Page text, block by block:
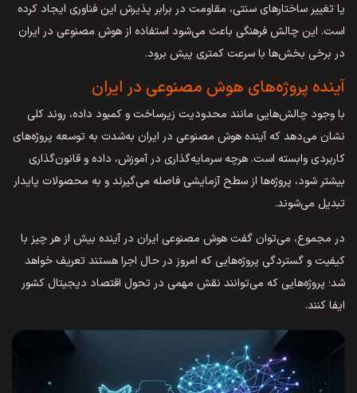
یا تغییر ساختارهای سنتی، مقاومت در برابر پذیرش این فناوری ایجاد کرده
است. این چالش فرهنگی باعث می‌شود استفاده از هوش مصنوعی در ایران
در برخی بخش‌ها با سرعت کمتری پیش برود.
آینده پروژه‌های هوش مصنوعی در ایران
با وجود چالش‌هایی مانند محدودیت زیرساخت و کمبود داده، روند کلی
نشان می‌دهد که آینده هوش مصنوعی در ایران به‌شدت به توسعه پروژه‌های
کاربردی وابسته است. هرچه سرمایه‌گذاری در آموزش، داده و قانون‌گذاری
بیشتر شود، پروژه‌ها از سطح آزمایشی فاصله می‌گیرند و به محصولات پایدار
تبدیل می‌شوند.
در مجموع، می‌توان گفت هوش مصنوعی ایران در آینده بیش از هر چیز با
کیفیت و گستردگی پروژه‌هایی که امروز در حال اجرا هستند تعریف خواهد
شد؛ پروژه‌هایی که می‌توانند نقش مهمی در تحول اقتصاد دیجیتال کشور
ایفا کنند.